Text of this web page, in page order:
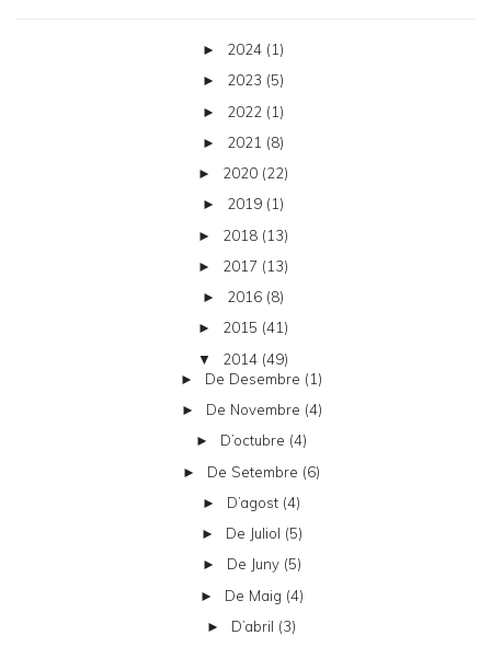
► 2024 (1)
► 2023 (5)
► 2022 (1)
► 2021 (8)
► 2020 (22)
► 2019 (1)
► 2018 (13)
► 2017 (13)
► 2016 (8)
► 2015 (41)
▼ 2014 (49)
► De Desembre (1)
► De Novembre (4)
► D’octubre (4)
► De Setembre (6)
► D’agost (4)
► De Juliol (5)
► De Juny (5)
► De Maig (4)
► D’abril (3)